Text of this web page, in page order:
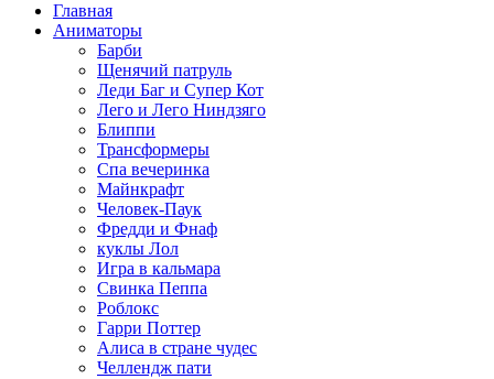
Главная
Аниматоры
Барби
Щенячий патруль
Леди Баг и Супер Кот
Лего и Лего Ниндзяго
Блиппи
Трансформеры
Спа вечеринка
Майнкрафт
Человек-Паук
Фредди и Фнаф
куклы Лол
Игра в кальмара
Свинка Пеппа
Роблокс
Гарри Поттер
Алиса в стране чудес
Челлендж пати